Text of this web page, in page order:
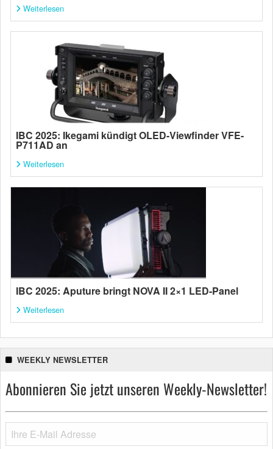
Weiterlesen
IBC 2025: Ikegami kündigt OLED-Viewfinder VFE-
P711AD an
Weiterlesen
IBC 2025: Aputure bringt NOVA II 2×1 LED-Panel
Weiterlesen
WEEKLY NEWSLETTER
Abonnieren Sie jetzt unseren Weekly-Newsletter!